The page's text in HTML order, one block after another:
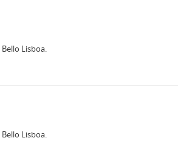
Lisboa.
Lisboa.